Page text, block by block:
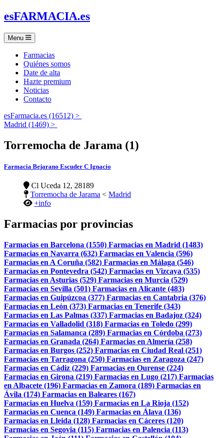
esFARMACIA.es
Menu
Farmacias
Quiénes somos
Date de alta
Hazte premium
Noticias
Contacto
esFarmacia.es (16512) >
Madrid (1469) >
Torremocha de Jarama (1)
Farmacia Bejarano Escuder C Ignacio
Cl Uceda 12, 28189
Torremocha de Jarama < Madrid
+info
Farmacias por provincias
Farmacias en Barcelona (1550) Farmacias en Madrid (1483)
Farmacias en Navarra (632) Farmacias en Valencia (596)
Farmacias en A Coruña (582) Farmacias en Málaga (546)
Farmacias en Pontevedra (542) Farmacias en Vizcaya (535)
Farmacias en Asturias (529) Farmacias en Murcia (529)
Farmacias en Sevilla (501) Farmacias en Alicante (483)
Farmacias en Guipúzcoa (377) Farmacias en Cantabria (376)
Farmacias en León (373) Farmacias en Tenerife (343)
Farmacias en Las Palmas (337) Farmacias en Badajoz (324)
Farmacias en Valladolid (318) Farmacias en Toledo (299)
Farmacias en Salamanca (289) Farmacias en Córdoba (273)
Farmacias en Granada (264) Farmacias en Almería (258)
Farmacias en Burgos (252) Farmacias en Ciudad Real (251)
Farmacias en Tarragona (250) Farmacias en Zaragoza (247)
Farmacias en Cádiz (229) Farmacias en Ourense (224)
Farmacias en Girona (219) Farmacias en Lugo (217) Farmacias
en Albacete (196) Farmacias en Zamora (189) Farmacias en
Ávila (174) Farmacias en Baleares (167)
Farmacias en Huelva (159) Farmacias en La Rioja (152)
Farmacias en Cuenca (149) Farmacias en Álava (136)
Farmacias en Lleida (128) Farmacias en Cáceres (120)
Farmacias en Segovia (115) Farmacias en Palencia (113)